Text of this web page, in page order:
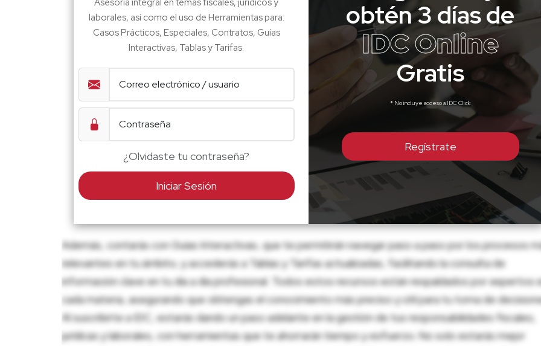
Asesoría integral en temas fiscales, jurídicos y
laborales, así como el uso de Herramientas para:
Casos Prácticos, Especiales, Contratos, Guías
Interactivas, Tablas y Tarifas.
¿Olvidaste tu contraseña?
Iniciar Sesión
obtén 3 días de
IDC Online
Gratis
* No incluye acceso a IDC Click
Regístrate
Además, contarás con Guías Interactivas, que te permitirán navegar paso a paso por los procesos
relevantes en tu ámbito, y accederás a Tablas y Tarifas actualizadas, facilitando la consulta de
información clave en tu día a día profesional. Todos estos recursos están respaldados por expertos
cada materia, asegurando que obtengas el conocimiento más preciso y útil para tu toma de
Al suscribirte a IDC, estarás dando un paso adelante en la gestión de tus responsabilidades fiscales,
jurídicas y laborales, con herramientas que te ahorrarán tiempo y esfuerzo. No solo estarás mejor